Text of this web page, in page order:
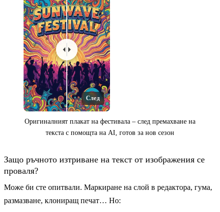
След
Оригиналният плакат на фестивала – след премахване на
текста с помощта на AI, готов за нов сезон
Защо ръчното изтриване на текст от изображения се
проваля?
Може би сте опитвали. Маркиране на слой в редактора, гума,
размазване, клониращ печат… Но: